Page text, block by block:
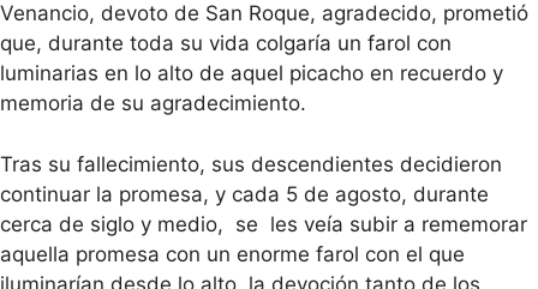
Venancio, devoto de San Roque, agradecido, prometió
que, durante toda su vida colgaría un farol con
luminarias en lo alto de aquel picacho en recuerdo y
memoria de su agradecimiento.
Tras su fallecimiento, sus descendientes decidieron
continuar la promesa, y cada 5 de agosto, durante
cerca de siglo y medio, se les veía subir a rememorar
aquella promesa con un enorme farol con el que
iluminarían desde lo alto la devoción tanto de los